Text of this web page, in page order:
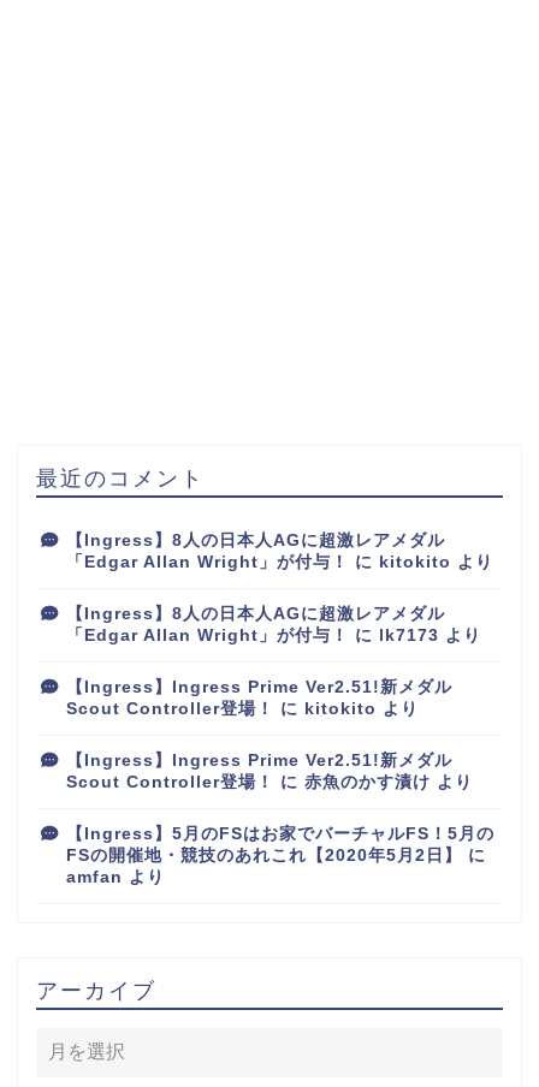
最近のコメント
【Ingress】8人の日本人AGに超激レアメダル
「Edgar Allan Wright」が付与！
に kitokito より
【Ingress】8人の日本人AGに超激レアメダル
「Edgar Allan Wright」が付与！
に lk7173 より
【Ingress】Ingress Prime Ver2.51!新メダル
Scout Controller登場！
に kitokito より
【Ingress】Ingress Prime Ver2.51!新メダル
Scout Controller登場！
に 赤魚のかす漬け より
【Ingress】5月のFSはお家でバーチャルFS！5月の
FSの開催地・競技のあれこれ【2020年5月2日】
に
amfan より
アーカイブ